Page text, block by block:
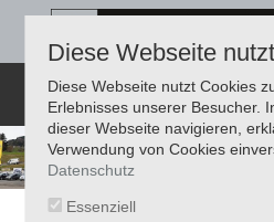
Diese Webseite
Diese Webseite nutzt Cookies
Erlebnisses unserer Besucher.
dieser Webseite navigieren,
Verwendung von Cookies
Datenschutz
Essenziell